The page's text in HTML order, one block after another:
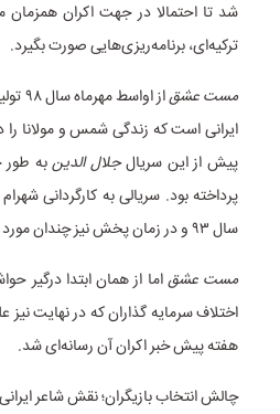
ترکیه‌ای، برنامه‌ریزی‌هایی صورت بگیرد.
مست عشق
از
ایرانی است که زندگی شمس و مولانا
پیش از این سریالجلال الدینبه طور
پرداخته بود. سریالی به کارگردانی
سال ۹۳ و در زمان پخش نیز چندان مورد اقبال قرار نگرفت.
مست عشقاما از همان ابتدا درگیر
اختلاف سرمایه گذاران که در نهایت
هفته پیش خبر اکران آن رسانه‌ای شد.
چالش انتخاب بازیگران؛ نقش شاعر